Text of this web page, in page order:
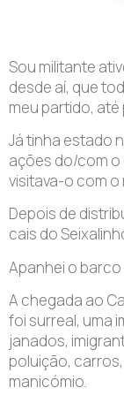
Sou militante
desde aí, que
meu partido,
Já tinha estado
ações do/com o
visitava-o com o
Depois de
cais do
Apanhei o
A chegada ao
foi surreal, uma
janados,
poluição,
manicómio.